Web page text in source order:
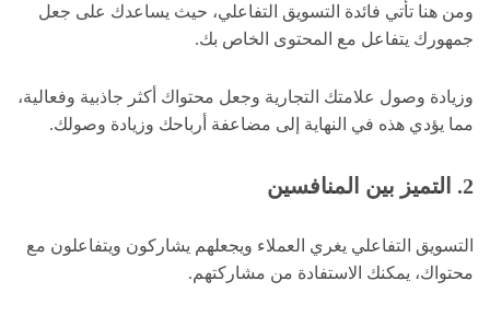
ومن هنا تأتي فائدة التسويق التفاعلي، حيث يساعدك على جعل
جمهورك يتفاعل مع المحتوى الخاص بك.
وزيادة وصول علامتك التجارية وجعل محتواك أكثر جاذبية وفعالية،
مما يؤدي هذه في النهاية إلى مضاعفة أرباحك وزيادة وصولك.
2. التميز بين المنافسين
التسويق التفاعلي يغري العملاء ويجعلهم يشاركون ويتفاعلون مع
محتواك، يمكنك الاستفادة من مشاركتهم.